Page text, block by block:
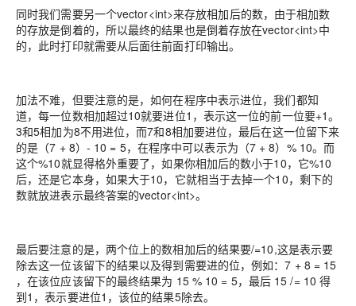
同时我们需要另一个vector<int>来存放相加后的数，由于相加数
的存放是倒着的，所以最终的结果也是倒着存放在vector<int>中
的，此时打印就需要从后面往前面打印输出。
加法不难，但要注意的是，如何在程序中表示进位，我们都知
道，每一位数相加超过10就要进位1，表示这一位的前一位要+1。
3和5相加为8不用进位，而7和8相加要进位，最后在这一位留下来
的是（7 + 8）- 10 = 5，在程序中可以表示为（7 + 8）% 10。而
这个%10就显得格外重要了，如果你相加后的数小于10，它%10
后，还是它本身，如果大于10，它就相当于去掉一个10，剩下的
数就放进表示最终答案的vector<int>。
最后要注意的是，两个位上的数相加后的结果要/=10,这是表示要
除去这一位该留下的结果以及得到需要进的位，例如：7 + 8 = 15
，在该位应该留下的最终结果为 15 % 10 = 5，最后 15 /= 10 得
到1，表示要进位1，该位的结果5除去。